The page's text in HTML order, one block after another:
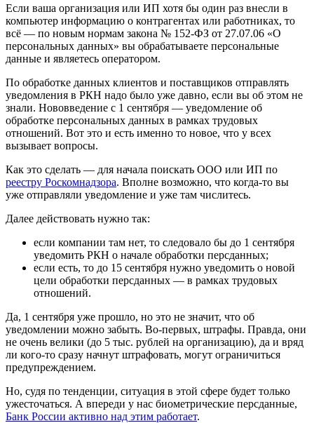
Если ваша организация или ИП хотя бы один раз внесли в
компьютер информацию о контрагентах или работниках, то
всё — по новым нормам закона № 152-ФЗ от 27.07.06 «О
персональных данных» вы обрабатываете персональные
данные и являетесь оператором.
По обработке данных клиентов и поставщиков отправлять
уведомления в РКН надо было уже давно, если вы об этом не
знали. Нововведение с 1 сентября — уведомление об
обработке персональных данных в рамках трудовых
отношений. Вот это и есть именно то новое, что у всех
вызывает вопросы.
Как это сделать — для начала поискать ООО или ИП по
реестру Роскомнадзора. Вполне возможно, что когда-то вы
уже отправляли уведомление и уже там числитесь.
Далее действовать нужно так:
если компании там нет, то следовало бы до 1 сентября
уведомить РКН о начале обработки персданных;
если есть, то до 15 сентября нужно уведомить о новой
цели обработки персданных — в рамках трудовых
отношений.
Да, 1 сентября уже прошло, но это не значит, что об
уведомлении можно забыть. Во-первых, штрафы. Правда, они
не очень велики (до 5 тыс. рублей на организацию), да и вряд
ли кого-то сразу начнут штрафовать, могут ограничиться
предупреждением.
Но, судя по тенденции, ситуация в этой сфере будет только
ужесточаться. А впереди у нас биометрические персданные,
Банк России активно над этим работает.